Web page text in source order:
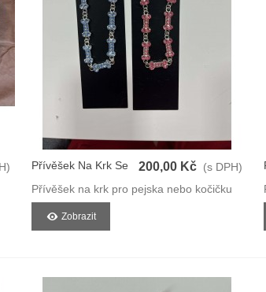
Přívěšek Na Krk Se
200,00 Kč (s DPH)
Přívěšek na krk pro pejska nebo kočičku
Zobrazit